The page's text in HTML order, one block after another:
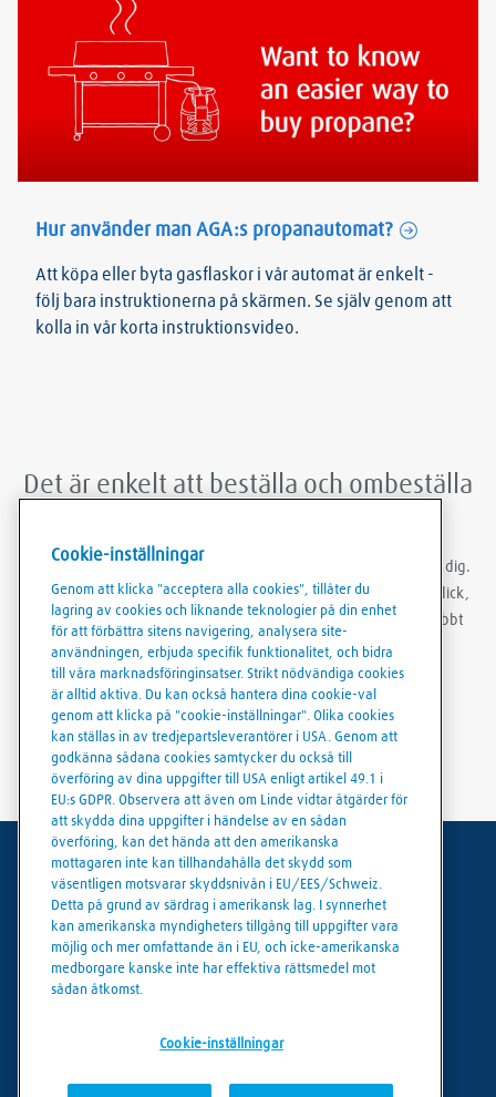
Hur använder man AGA:s propanautomat?
Att köpa eller byta gasflaskor i vår automat är enkelt -
följ bara instruktionerna på skärmen. Se själv genom att
kolla in vår korta instruktionsvideo.
Det är enkelt att beställa och ombeställa
Med Linde Shop-appen kan du beställa gas var du än befinner dig.
Du kan vara inloggad, göra ombeställningar med bara några klick,
skapa ordermallar och ladda ner fakturor och följesedlar snabbt
och smidigt.
Användarvillkor
Dataskydd
Cookies policy
Cookie-inställningar
Genom att klicka "acceptera alla cookies", tillåter du
lagring av cookies och liknande teknologier på din enhet
för att förbättra sitens navigering, analysera site-
användningen, erbjuda specifik funktionalitet, och bidra
till våra marknadsföringinsatser. Strikt nödvändiga cookies
är alltid aktiva. Du kan också hantera dina cookie-val
genom att klicka på "cookie-inställningar". Olika cookies
kan ställas in av tredjepartsleverantörer i USA. Genom att
godkänna sådana cookies samtycker du också till
överföring av dina uppgifter till USA enligt artikel 49.1 i
EU:s GDPR. Observera att även om Linde vidtar åtgärder för
att skydda dina uppgifter i händelse av en sådan
överföring, kan det hända att den amerikanska
mottagaren inte kan tillhandahålla det skydd som
väsentligen motsvarar skyddsnivån i EU/EES/Schweiz.
Detta på grund av särdrag i amerikansk lag. I synnerhet
kan amerikanska myndigheters tillgång till uppgifter vara
möjlig och mer omfattande än i EU, och icke-amerikanska
medborgare kanske inte har effektiva rättsmedel mot
sådan åtkomst.
Cookie-inställningar